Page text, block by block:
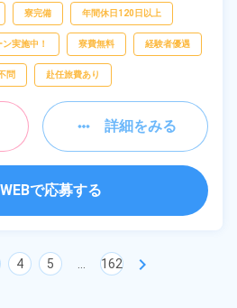
寮完備 年間休日120日以上
実施中！ 寮費無料 経験者優遇
問 赴任旅費あり
詳細をみる
WEBで応募する
4 5 162 chevron_right